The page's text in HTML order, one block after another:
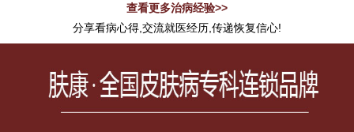
查看更多治病经验>>
分享看病心得,交流就医经历,传递恢复信心!